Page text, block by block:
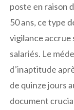
poste en raison
50 ans, ce type
vigilance accrue
salariés. Le
d’inaptitude
de quinze jours
document